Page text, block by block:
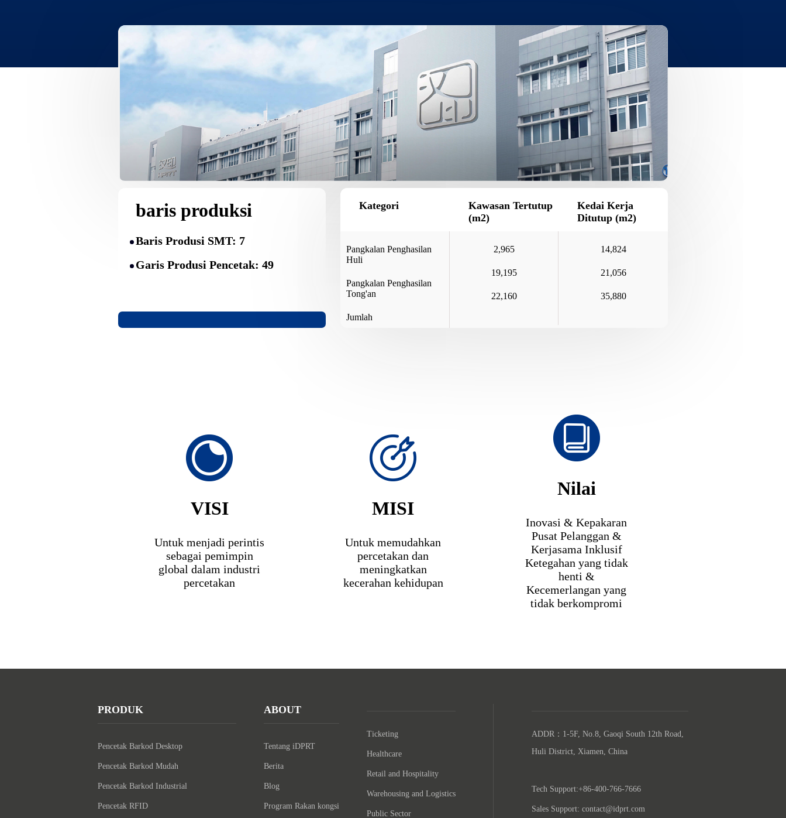
baris produksi
Baris Produsi SMT: 7
Garis Produsi Pencetak: 49
Kategori
Pangkalan Penghasilan
Huli
Pangkalan Penghasilan
Tong'an
Jumlah
Kawasan Tertutup
(m2)
2,965
19,195
22,160
Kedai Kerja
Ditutup (m2)
14,824
21,056
35,880
VISI
Untuk menjadi perintis
sebagai pemimpin
global dalam industri
percetakan
MISI
Untuk memudahkan
percetakan dan
meningkatkan
kecerahan kehidupan
Nilai
Inovasi & Kepakaran
Pusat Pelanggan &
Kerjasama Inklusif
Ketegahan yang tidak
henti &
Kecemerlangan yang
tidak berkompromi
PRODUK
Pencetak Barkod Desktop
Pencetak Barkod Mudah
Pencetak Barkod Industrial
Pencetak RFID
ABOUT
Tentang iDPRT
Berita
Blog
Program Rakan kongsi
Ticketing
Healthcare
Retail and Hospitality
Warehousing and Logistics
Public Sector
ADDR：1-5F, No.8, Gaoqi South 12th Road,
Huli District, Xiamen, China
Tech Support:+86-400-766-7666
Sales Support: contact@idprt.com